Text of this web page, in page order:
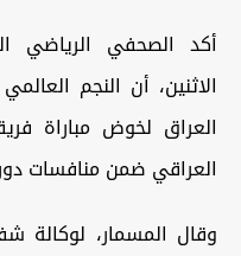
أكد الصحفي الرياضي
الاثنين، أن النجم
العراق لخوض مباراة
العراقي ضمن منافسات
وقال المسمار، لوكالة